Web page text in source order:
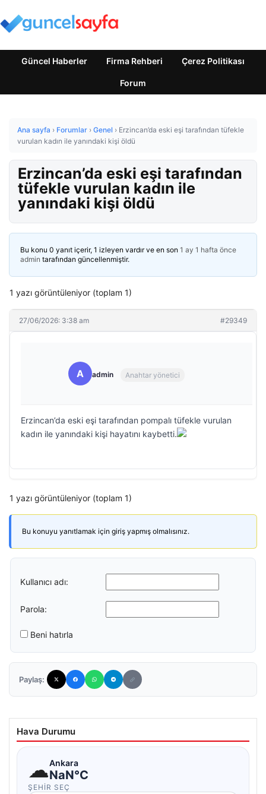
Güncel Haberler Firma Rehberi Çerez Politikası
Forum
Ana sayfa › Forumlar › Genel › Erzincan’da eski eşi tarafından tüfekle
vurulan kadın ile yanındaki kişi öldü
Erzincan’da eski eşi tarafından
tüfekle vurulan kadın ile
yanındaki kişi öldü
Bu konu 0 yanıt içerir, 1 izleyen vardır ve en son 1 ay 1 hafta önce
admin tarafından güncellenmiştir.
1 yazı görüntüleniyor (toplam 1)
27/06/2026: 3:38 am #29349
A admin Anahtar yönetici
Erzincan’da eski eşi tarafından pompalı tüfekle vurulan
kadın ile yanındaki kişi hayatını kaybetti.
1 yazı görüntüleniyor (toplam 1)
Bu konuyu yanıtlamak için giriş yapmış olmalısınız.
Kullanıcı adı:
Parola:
Beni hatırla
Paylaş:
Hava Durumu
☁Ankara
NaN°C
ŞEHIR SEÇ